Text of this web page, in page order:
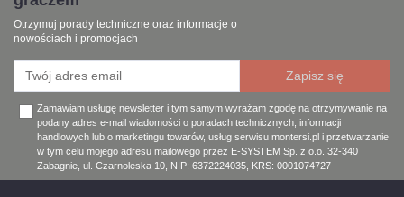
Otrzymuj porady techniczne oraz informacje o
nowościach i promocjach
Zamawiam usługę newsletter i tym samym wyrażam zgodę na otrzymywanie na
podany adres e-mail wiadomości o poradach technicznych, informacji
handlowych lub o marketingu towarów, usług serwisu montersi.pl i przetwarzanie
w tym celu mojego adresu mailowego przez E-SYSTEM Sp. z o.o. 32-340
Zabagnie, ul. Czarnoleska 10, NIP: 6372224035, KRS: 0001074727